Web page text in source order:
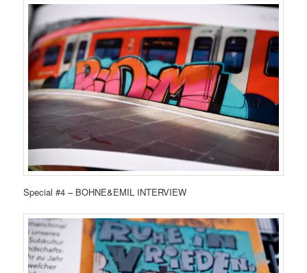
Special #4 – BOHNE&EMIL INTERVIEW